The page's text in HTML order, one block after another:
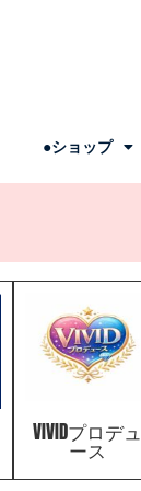
●ショップ
VIVIDプロデュ
ース